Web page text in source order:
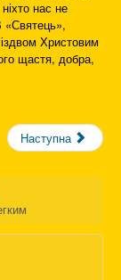
нас не
«Святець»,
Христовим
щастя, добра,
Наступна